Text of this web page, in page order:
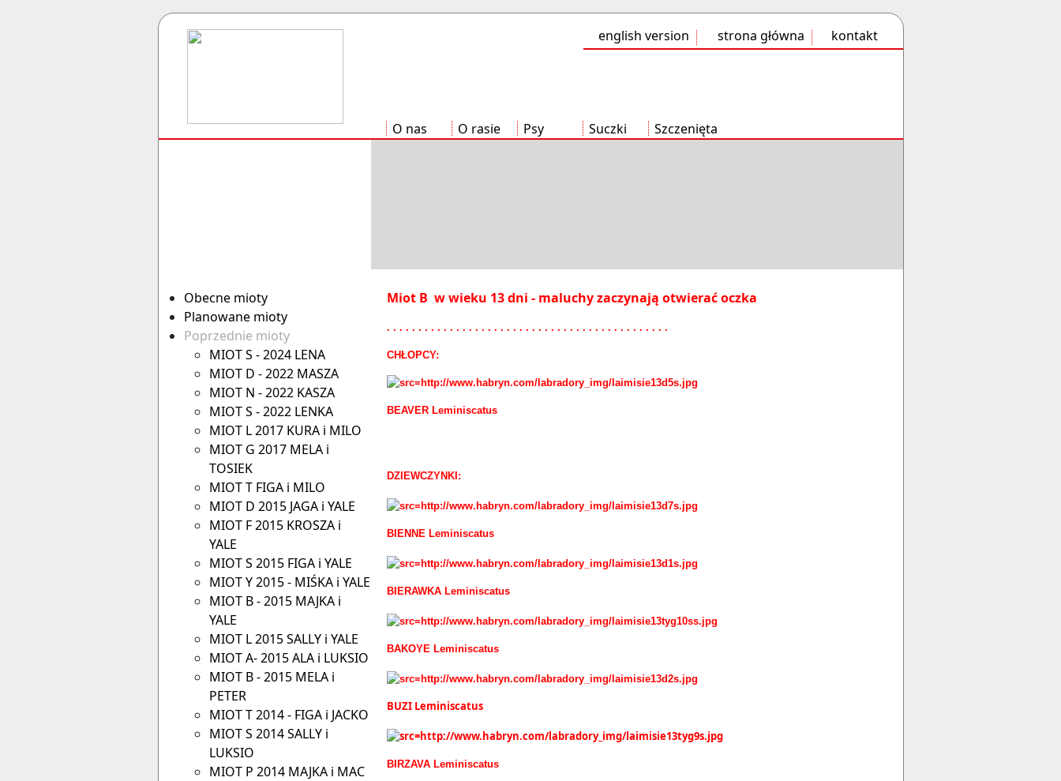
english version strona główna kontakt
O nas O rasie Psy Suczki Szczenięta
Obecne mioty
Planowane mioty
Poprzednie mioty
MIOT S - 2024 LENA
MIOT D - 2022 MASZA
MIOT N - 2022 KASZA
MIOT S - 2022 LENKA
MIOT L 2017 KURA i MILO
MIOT G 2017 MELA i
TOSIEK
MIOT T FIGA i MILO
MIOT D 2015 JAGA i YALE
MIOT F 2015 KROSZA i
YALE
MIOT S 2015 FIGA i YALE
MIOT Y 2015 - MIŚKA i YALE
MIOT B - 2015 MAJKA i
YALE
MIOT L 2015 SALLY i YALE
MIOT A- 2015 ALA i LUKSIO
MIOT B - 2015 MELA i
PETER
MIOT T 2014 - FIGA i JACKO
MIOT S 2014 SALLY i
LUKSIO
MIOT P 2014 MAJKA i MAC
Miot B w wieku 13 dni - maluchy zaczynają otwierać oczka
. . . . . . . . . . . . . . . . . . . . . . . . . . . . . . . . . . . . . . . . . . . . .
CHŁOPCY:
BEAVER Leminiscatus
DZIEWCZYNKI:
BIENNE Leminiscatus
BIERAWKA Leminiscatus
BAKOYE Leminiscatus
BUZI Leminiscatus
BIRZAVA Leminiscatus